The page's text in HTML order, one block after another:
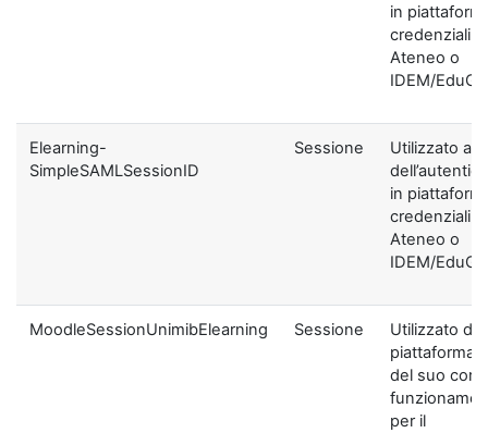
in
credenziali di
Ateneo o
IDEM/
Elearning-
SimpleSAMLSessionID
Sessione
Utilizzato ai
in
credenziali di
Ateneo o
IDEM/
MoodleSessionUnimibElearning Sessione
Utilizzato
piattaforma
del suo
per il